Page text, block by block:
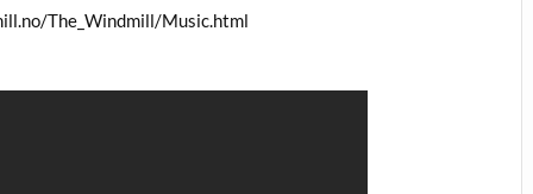
The_Windmill/Music.html